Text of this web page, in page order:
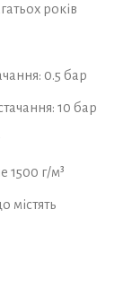
років
0.5 бар
10 бар
1500 г/м³
містять